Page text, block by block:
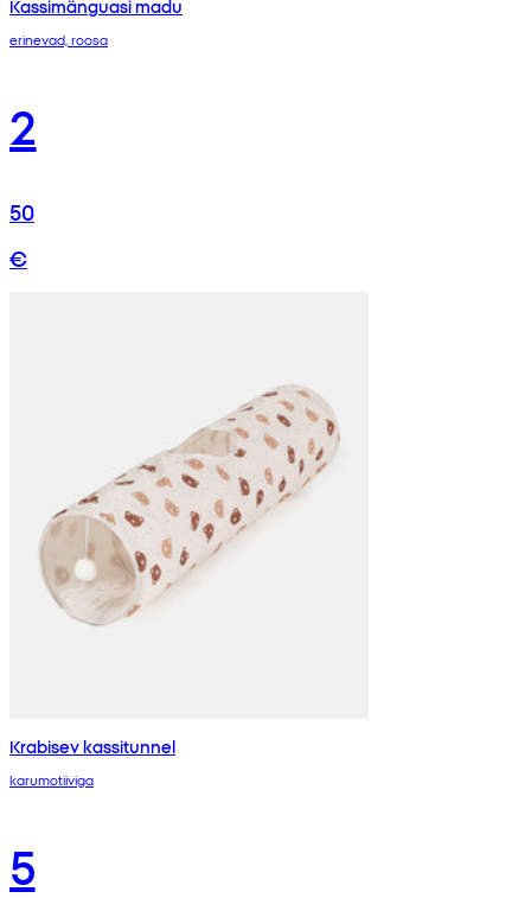
Kassimänguasi madu
erinevad, roosa
2
50
€
Krabisev kassitunnel
karumotiiviga
5